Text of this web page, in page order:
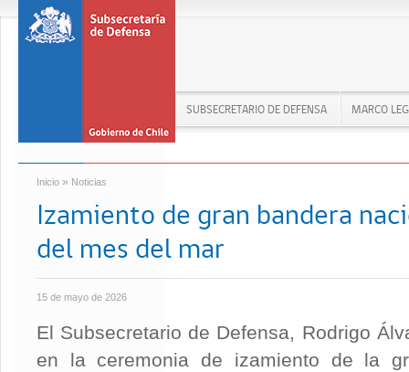
SUBSECRETARIO DE DEFENSA MARCO
Inicio » Noticias
Izamiento de gran bandera
del mes del mar
15 de mayo de 2026
El Subsecretario de Defensa, Rodrigo
en la ceremonia de izamiento de la